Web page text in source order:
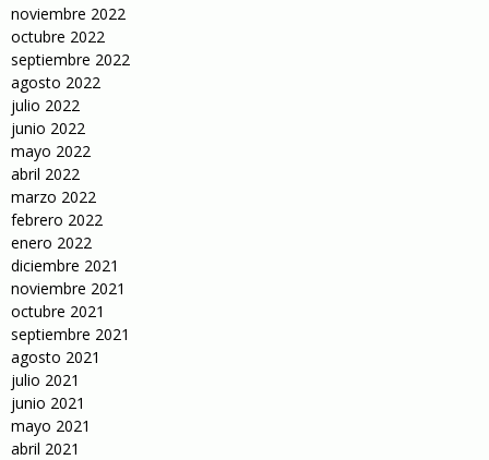
noviembre 2022
octubre 2022
septiembre 2022
agosto 2022
julio 2022
junio 2022
mayo 2022
abril 2022
marzo 2022
febrero 2022
enero 2022
diciembre 2021
noviembre 2021
octubre 2021
septiembre 2021
agosto 2021
julio 2021
junio 2021
mayo 2021
abril 2021